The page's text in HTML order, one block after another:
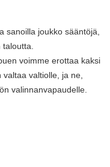
sanoilla joukko sääntöjä,
voimme erottaa kaksi
valtiolle, ja ne,
valinnanvapaudelle.